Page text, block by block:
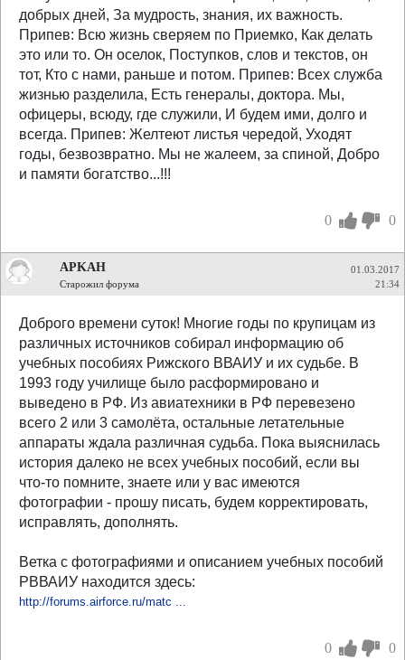
добрых дней, За мудрость, знания, их важность.
Припев: Всю жизнь сверяем по Приемко, Как делать
это или то. Он оселок, Поступков, слов и текстов, он
тот, Кто с нами, раньше и потом. Припев: Всех служба
жизнью разделила, Есть генералы, доктора. Мы,
офицеры, всюду, где служили, И будем ими, долго и
всегда. Припев: Желтеют листья чередой, Уходят
годы, безвозвратно. Мы не жалеем, за спиной, Добро
и памяти богатство...!!!
0 0
APKAH
Старожил форума
01.03.2017
21:34
Доброго времени суток! Многие годы по крупицам из
различных источников собирал информацию об
учебных пособиях Рижского ВВАИУ и их судьбе. В
1993 году училище было расформировано и
выведено в РФ. Из авиатехники в РФ перевезено
всего 2 или 3 самолёта, остальные летательные
аппараты ждала различная судьба. Пока выяснилась
история далеко не всех учебных пособий, если вы
что-то помните, знаете или у вас имеются
фотографии - прошу писать, будем корректировать,
исправлять, дополнять.
Ветка с фотографиями и описанием учебных пособий
РВВАИУ находится здесь:
http://forums.airforce.ru/matc ...
0 0